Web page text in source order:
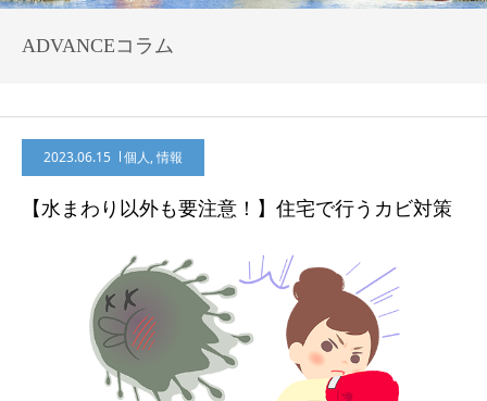
ADVANCEコラム
2023.06.15 個人,情報
【水まわり以外も要注意！】住宅で行うカビ対策